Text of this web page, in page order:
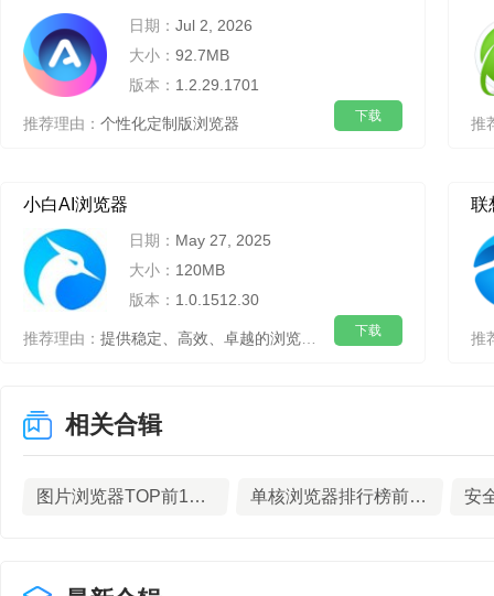
日期： Jul 2, 2026
大小： 92.7MB
版本： 1.2.29.1701
推荐理由： 个性化定制版浏览器 下载 推
小白AI浏览器
日期： May 27, 2025
大小： 120MB
版本： 1.0.1512.30
推荐理由： 提供稳定、高效、卓越的浏览性能和安全性 下载
联
推
相关合辑
图片浏览器TOP前10名下载 单核浏览器排行榜前十名下载